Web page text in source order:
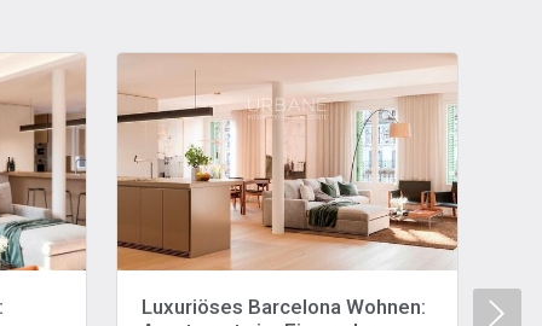
Luxuriöses Barcelona Wohnen: